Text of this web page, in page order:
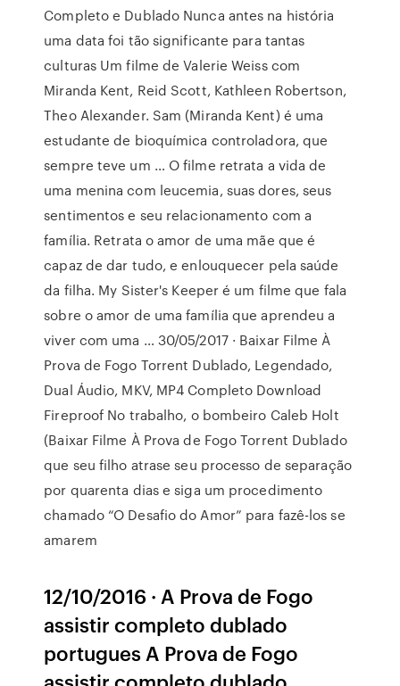
Completo e Dublado Nunca antes na história
uma data foi tão significante para tantas
culturas Um filme de Valerie Weiss com
Miranda Kent, Reid Scott, Kathleen Robertson,
Theo Alexander. Sam (Miranda Kent) é uma
estudante de bioquímica controladora, que
sempre teve um … O filme retrata a vida de
uma menina com leucemia, suas dores, seus
sentimentos e seu relacionamento com a
família. Retrata o amor de uma mãe que é
capaz de dar tudo, e enlouquecer pela saúde
da filha. My Sister's Keeper é um filme que fala
sobre o amor de uma família que aprendeu a
viver com uma … 30/05/2017 · Baixar Filme À
Prova de Fogo Torrent Dublado, Legendado,
Dual Áudio, MKV, MP4 Completo Download
Fireproof No trabalho, o bombeiro Caleb Holt
(Baixar Filme À Prova de Fogo Torrent Dublado
que seu filho atrase seu processo de separação
por quarenta dias e siga um procedimento
chamado “O Desafio do Amor” para fazê-los se
amarem
12/10/2016 · A Prova de Fogo
assistir completo dublado
portugues A Prova de Fogo